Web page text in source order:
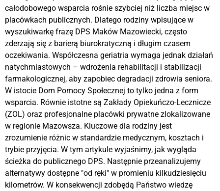
całodobowego wsparcia rośnie szybciej niż liczba miejsc w
placówkach publicznych. Dlatego rodziny wpisujące w
wyszukiwarkę frazę DPS Maków Mazowiecki, często
zderzają się z barierą biurokratyczną i długim czasem
oczekiwania. Współczesna geriatria wymaga jednak działań
natychmiastowych – wdrożenia rehabilitacji i stabilizacji
farmakologicznej, aby zapobiec degradacji zdrowia seniora.
W istocie Dom Pomocy Społecznej to tylko jedna z form
wsparcia. Równie istotne są Zakłady Opiekuńczo-Lecznicze
(ZOL) oraz profesjonalne placówki prywatne zlokalizowane
w regionie Mazowsza. Kluczowe dla rodziny jest
zrozumienie różnic w standardzie medycznym, kosztach i
trybie przyjęcia. W tym artykule wyjaśnimy, jak wygląda
ścieżka do publicznego DPS. Następnie przeanalizujemy
alternatywy dostępne "od ręki" w promieniu kilkudziesięciu
kilometrów. W konsekwencji zdobędą Państwo wiedzę